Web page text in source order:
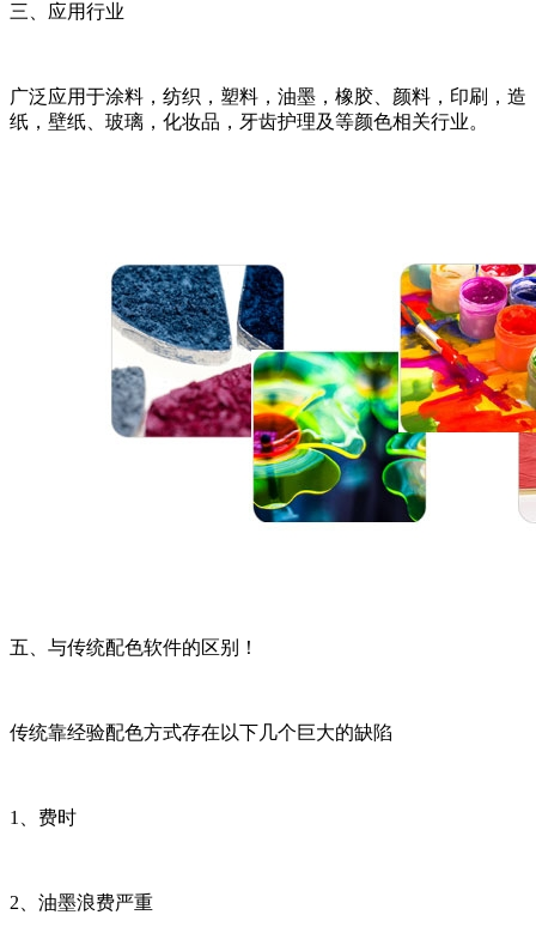
三、应用行业
广泛应用于涂料，纺织，塑料，油墨，橡胶、颜料，印刷，造
纸，壁纸、玻璃，化妆品，牙齿护理及等颜色相关行业。
五、与传统配色软件的区别！
传统靠经验配色方式存在以下几个巨大的缺陷
1、费时
2、油墨浪费严重